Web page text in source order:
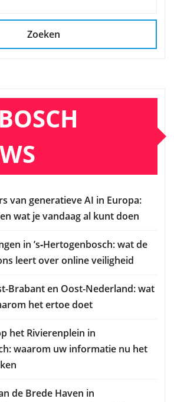
Zoeken
van generatieve AI in Europa:
wat je vandaag al kunt doen
in ’s‑Hertogenbosch: wat de
leert over online veiligheid
Brabant en Oost-Nederland: wat
het ertoe doet
het Rivierenplein in
waarom uw informatie nu het
de Brede Haven in